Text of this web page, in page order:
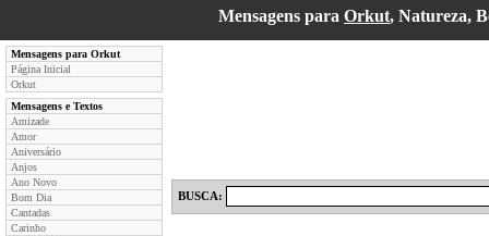
Mensagens para Orkut, Natureza,
Mensagens para Orkut
Página Inicial
Orkut
Mensagens e Textos
Amizade
Amor
Aniversário
Anjos
Ano Novo
Bom Dia
Cantadas
Carinho
BUSCA: